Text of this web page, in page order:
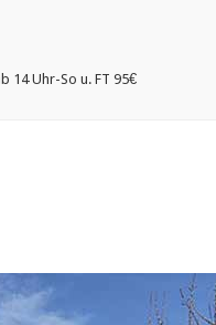
14 Uhr-So u. FT 95€